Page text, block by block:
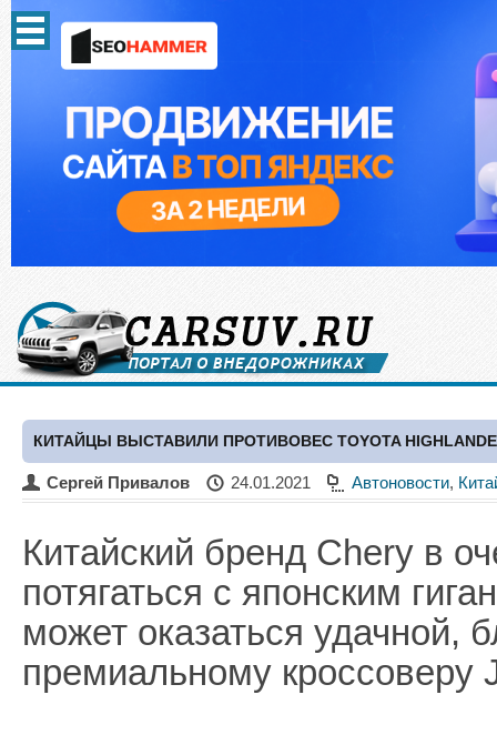
КИТАЙЦЫ ВЫСТАВИЛИ ПРОТИВОВЕС TOYOTA
Сергей Привалов 24.01.2021 Автоновости,
Китайский бренд Chery в
потягаться с японским
может оказаться удачной,
премиальному кроссоверу